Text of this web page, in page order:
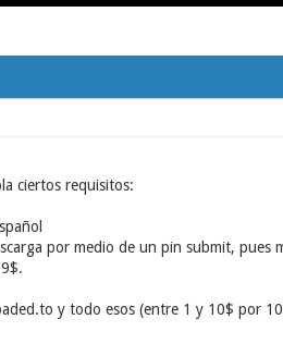
ciertos requisitos:
por medio de un pin submit, pues
y todo esos (entre 1 y 10$ por